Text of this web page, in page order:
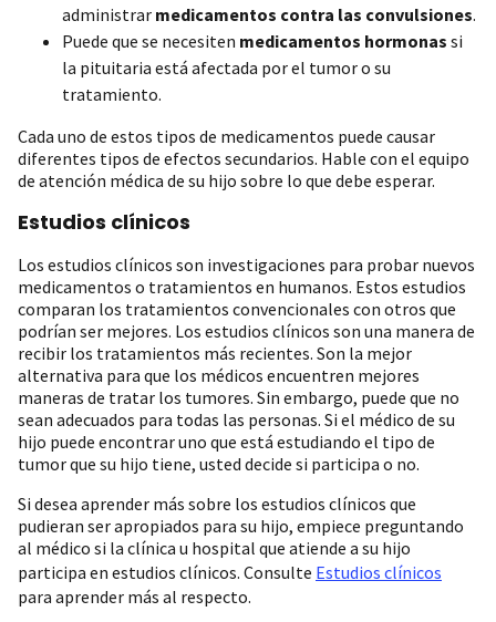
administrar medicamentos contra las convulsiones.
Puede que se necesiten medicamentos hormonas si
la pituitaria está afectada por el tumor o su
tratamiento.
Cada uno de estos tipos de medicamentos puede causar
diferentes tipos de efectos secundarios. Hable con el equipo
de atención médica de su hijo sobre lo que debe esperar.
Estudios clínicos
Los estudios clínicos son investigaciones para probar nuevos
medicamentos o tratamientos en humanos. Estos estudios
comparan los tratamientos convencionales con otros que
podrían ser mejores. Los estudios clínicos son una manera de
recibir los tratamientos más recientes. Son la mejor
alternativa para que los médicos encuentren mejores
maneras de tratar los tumores. Sin embargo, puede que no
sean adecuados para todas las personas. Si el médico de su
hijo puede encontrar uno que está estudiando el tipo de
tumor que su hijo tiene, usted decide si participa o no.
Si desea aprender más sobre los estudios clínicos que
pudieran ser apropiados para su hijo, empiece preguntando
al médico si la clínica u hospital que atiende a su hijo
participa en estudios clínicos. Consulte Estudios clínicos
para aprender más al respecto.